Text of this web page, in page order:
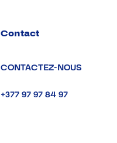
Contact
CONTACTEZ-NOUS
+377 97 97 84 97